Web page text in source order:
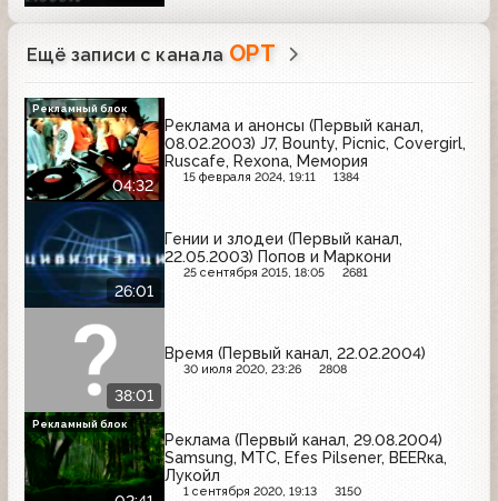
Ещё записи с канала ОРТ
04:32
Реклама и анонсы (Первый канал,
08.02.2003) J7, Bounty, Picnic, Covergirl,
Ruscafe, Rexona, Мемория
15 февраля 2024, 19:11 1384
Рекламный блок
26:01
Гении и злодеи (Первый канал,
22.05.2003) Попов и Маркони
25 сентября 2015, 18:05 2681
38:01
Время (Первый канал, 22.02.2004)
30 июля 2020, 23:26 2808
Реклама (Первый канал, 29.08.2004)
Samsung, МТС, Efes Pilsener, BEERка,
Лукойл
1 сентября 2020, 19:13 3150
Рекламный блок